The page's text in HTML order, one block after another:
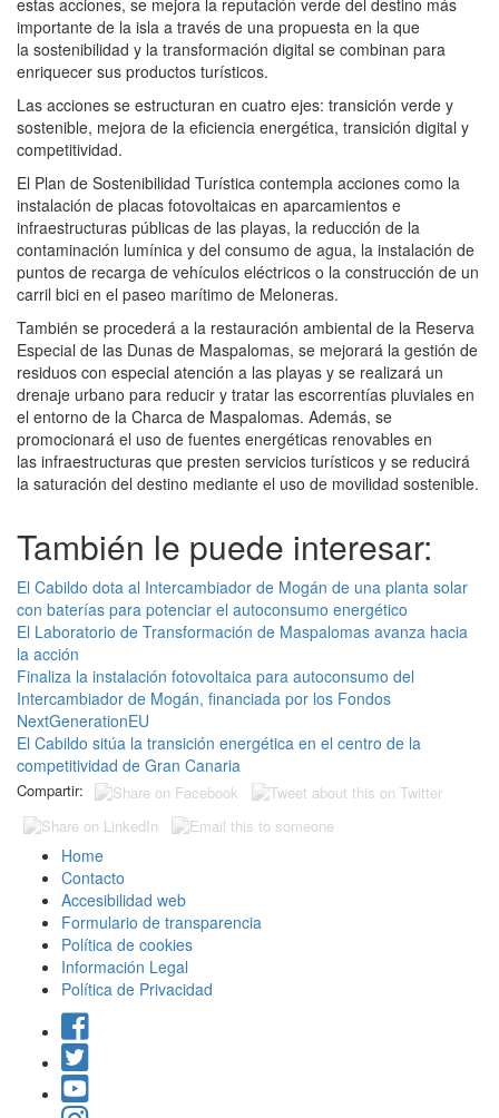
estas acciones, se mejora la reputación verde del destino más
importante de la isla a través de una propuesta en la que
la sostenibilidad y la transformación digital se combinan para
enriquecer sus productos turísticos.
Las acciones se estructuran en cuatro ejes: transición verde y
sostenible, mejora de la eficiencia energética, transición digital y
competitividad.
El Plan de Sostenibilidad Turística contempla acciones como la
instalación de placas fotovoltaicas en aparcamientos e
infraestructuras públicas de las playas, la reducción de la
contaminación lumínica y del consumo de agua, la instalación de
puntos de recarga de vehículos eléctricos o la construcción de un
carril bici en el paseo marítimo de Meloneras.
También se procederá a la restauración ambiental de la Reserva
Especial de las Dunas de Maspalomas, se mejorará la gestión de
residuos con especial atención a las playas y se realizará un
drenaje urbano para reducir y tratar las escorrentías pluviales en
el entorno de la Charca de Maspalomas. Además, se
promocionará el uso de fuentes energéticas renovables en
las infraestructuras que presten servicios turísticos y se reducirá
la saturación del destino mediante el uso de movilidad sostenible.
También le puede interesar:
El Cabildo dota al Intercambiador de Mogán de una planta solar
con baterías para potenciar el autoconsumo energético
El Laboratorio de Transformación de Maspalomas avanza hacia
la acción
Finaliza la instalación fotovoltaica para autoconsumo del
Intercambiador de Mogán, financiada por los Fondos
NextGenerationEU
El Cabildo sitúa la transición energética en el centro de la
competitividad de Gran Canaria
Compartir:
Home
Contacto
Accesibilidad web
Formulario de transparencia
Política de cookies
Información Legal
Política de Privacidad